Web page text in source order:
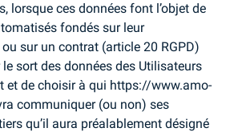
lorsque ces données font l’objet de
fondés sur leur
sur un contrat (article 20 RGPD)
sort des données des Utilisateurs
et de choisir à qui https://www.amo-
communiquer (ou non) ses
qu’il aura préalablement désigné